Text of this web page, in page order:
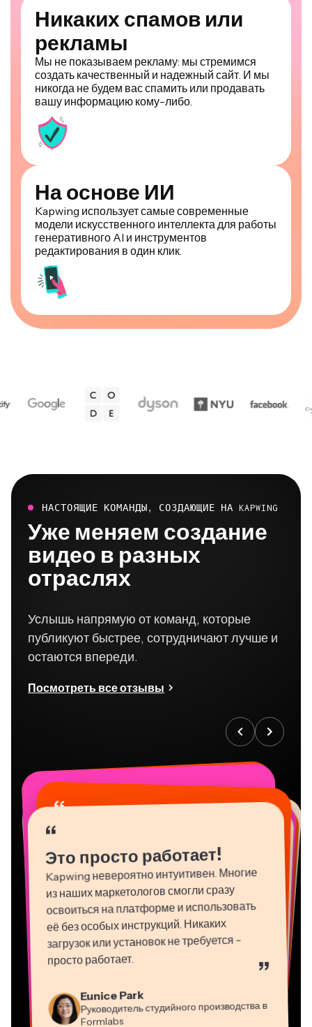
Никаких спамов или
рекламы
Мы не показываем рекламу: мы стремимся
создать качественный и надежный сайт. И мы
никогда не будем вас спамить или продавать
вашу информацию кому-либо.
На основе ИИ
Kapwing использует самые современные
модели искусственного интеллекта для работы
генеративного AI и инструментов
редактирования в один клик.
Уже меняем создание
видео в разных
отраслях
публикуют быстрее, сотрудничают лучше и
остаются впереди.
“
Это просто работает!
Kapwing невероятно интуитивен. Многие
из наших маркетологов смогли сразу
освоиться на платформе и использовать
её без особых инструкций. Никаких
загрузок или установок не требуется -
просто работает. ”
Руководитель студийного производства в
Formlabs
“
Vannesia Darby
“
Grant Taleck
“
Panos Papagapiou
Управляющий партнер в EPATHLON
“
Kerry-lee Farla
“
Gracie Peng
Директор контента
“
Видео Редактор
“
Heidi Rae
Образование
“
Консультант
Mitch Rawlings
“
Dina Segovia
Виртуальный фрилансер